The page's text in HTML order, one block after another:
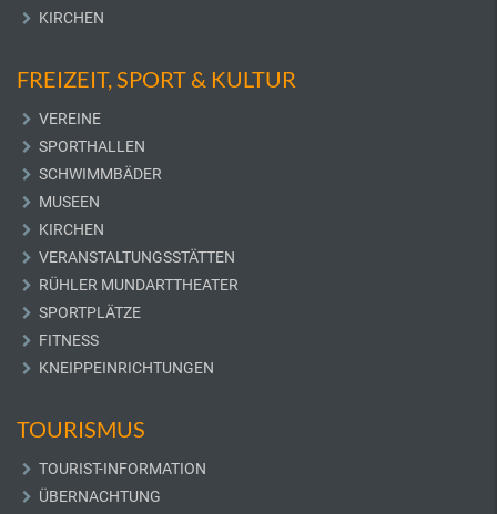
KIRCHEN
FREIZEIT, SPORT & KULTUR
VEREINE
SPORTHALLEN
SCHWIMMBÄDER
MUSEEN
KIRCHEN
VERANSTALTUNGSSTÄTTEN
RÜHLER MUNDARTTHEATER
SPORTPLÄTZE
FITNESS
KNEIPPEINRICHTUNGEN
TOURISMUS
TOURIST-INFORMATION
ÜBERNACHTUNG